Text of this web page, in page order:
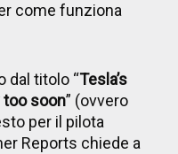
come funziona
dal titolo “Tesla’s
too soon” (ovvero
per il pilota
Reports chiede a